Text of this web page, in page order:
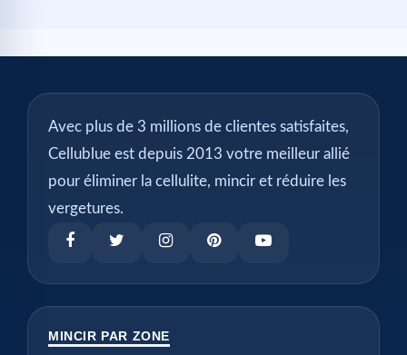
Avec plus de 3 millions de clientes satisfaites,
Cellublue est depuis 2013 votre meilleur allié
pour éliminer la cellulite, mincir et réduire les
vergetures.
MINCIR PAR ZONE